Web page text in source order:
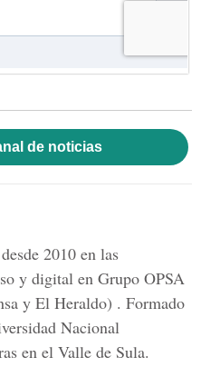
de noticias
2010 en las
y digital en Grupo OPSA
y El Heraldo) . Formado
Nacional
en el Valle de Sula.